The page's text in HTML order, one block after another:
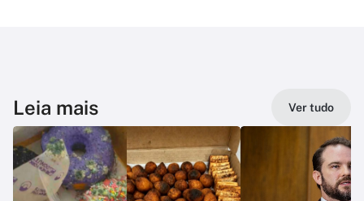
Leia mais Ver tudo